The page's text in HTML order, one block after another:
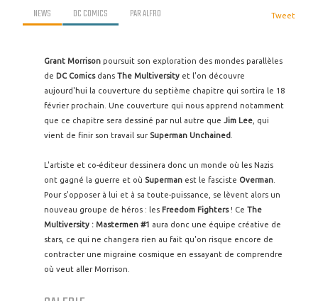
NEWS DC COMICS PARALFRO Tweet
Grant Morrison poursuit son exploration des mondes parallèles
de DC Comicsdans The Multiversity et l'on découvre
aujourd'hui la couverture du septième chapitre qui sortira le 18
février prochain. Une couverture qui nous apprend notamment
que ce chapitre sera dessiné par nul autre que Jim Lee , qui
vient de finir son travail sur Superman Unchained
L'artiste et co-éditeur dessinera donc un monde où les Nazis
ont gagné la guerre et où Superman est le fasciste Overman
Pour s'opposer à lui et à sa toute-puissance, se lèvent alors un
nouveau groupe de héros : les Freedom Fighters! Ce The
Multiversity : Mastermen #1 aura donc une équipe créative de
stars, ce qui ne changera rien au fait qu'on risque encore de
contracter une migraine cosmique en essayant de comprendre
où veut aller Morrison.